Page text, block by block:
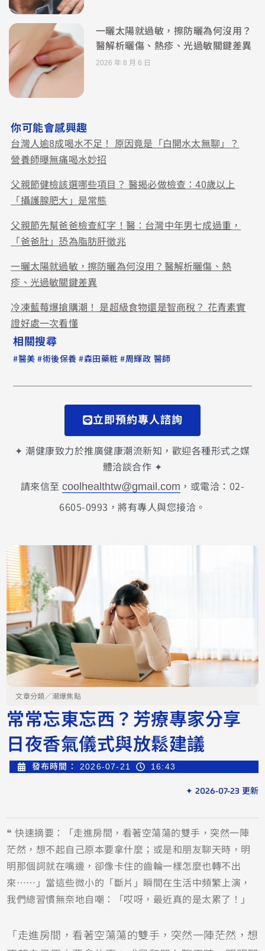
一曬太陽就過敏，擦防曬為何沒用？
醫解析曬傷、熱疹、光過敏關鍵差異
2026 年 8 月 6 日
你可能會感興趣
台灣人逾8成喝水不足！ 原因竟是「白開水太無聊」？
營養師曝無痛喝水妙招
父親節健檢該選哪些項目？ 醫揭必做檢查：40歲以上
「攝護腺肥大」是常態
父親節先幫爸爸檢查紅字！醫：台灣中年男七成過重，
「爸爸肚」恐為脂肪肝徵兆
一曬太陽就過敏，擦防曬為何沒用？醫解析曬傷、熱
疹、光過敏關鍵差異
冷凍藍莓爆搶購潮！ 是超級食物還是智商稅？ 花青素實
證好處一次看懂
相關搜尋
#醫美 #術後保養 #森田藥粧 #周輝政 醫師
立即預約專人諮詢
✦ 潮健康致力於推廣健康潮流新知，歡迎各種形式之媒
體洽談合作 ✦
請來信至coolhealthtw@gmail.com ，或電洽：02-
6605-0993，將有專人與您接洽。
文章分類／潮爆焦點
常常忘東忘西？芳療專家分享
日夜香氣儀式與放鬆建議
發布時間： 2026-07-21 16:43
✦ 2026-07-23 更新
❝ 快速摘要：「走進房間，看著空蕩蕩的雙手，突然一陣
茫然，想不起自己原本要拿什麼；或是和朋友聊天時，明
明那個詞就在嘴邊，卻像卡住的齒輪一樣怎麼也轉不出
來……」當這些微小的「斷片」瞬間在生活中頻繁上演，
我們總習慣無奈地自嘲：「哎呀，最近真的是太累了！」
「走進房間，看著空蕩蕩的雙手，突然一陣茫然，想